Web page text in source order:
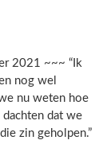
2021 ~~~ “Ik
nog wel
nu weten hoe
dat we
zin geholpen.”